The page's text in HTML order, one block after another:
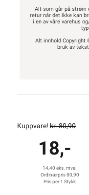
Alt som går på strøm
retur når det ikke kan
i en av våre varehus
Alt innhold Copyright
bruk av
Kuppvare! kr. 80,90
18,-
14,40 eks. mva.
Ordinærpris 80,90
Pris per 1 Stykk